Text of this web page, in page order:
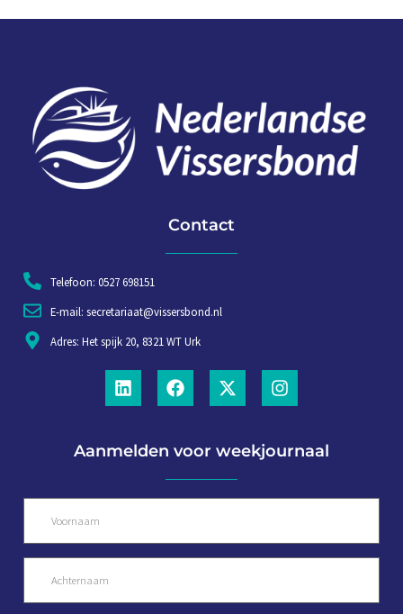
Contact
Telefoon: 0527 698151
E-mail: secretariaat@vissersbond.nl
Adres: Het spijk 20, 8321 WT Urk
Aanmelden voor weekjournaal